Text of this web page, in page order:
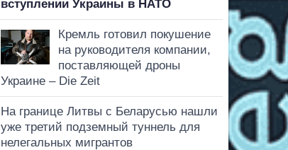
вступлении Украины в НАТО
Кремль готовил покушение
на руководителя компании,
поставляющей дроны
Украине – Die Zeit
На границе Литвы с Беларусью нашли
уже третий подземный туннель для
нелегальных мигрантов